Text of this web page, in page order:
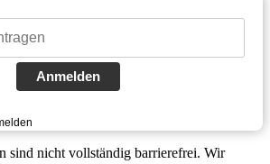
Anmelden
sind nicht vollständig barrierefrei. Wir